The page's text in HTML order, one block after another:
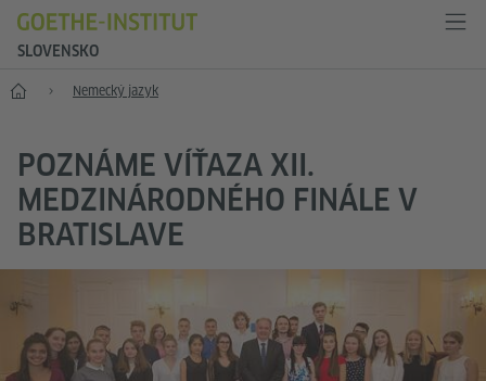
SLOVENSKO
Štart Nemecký jazyk
POZNÁME VÍŤAZA XII.
MEDZINÁRODNÉHO FINÁLE V
BRATISLAVE